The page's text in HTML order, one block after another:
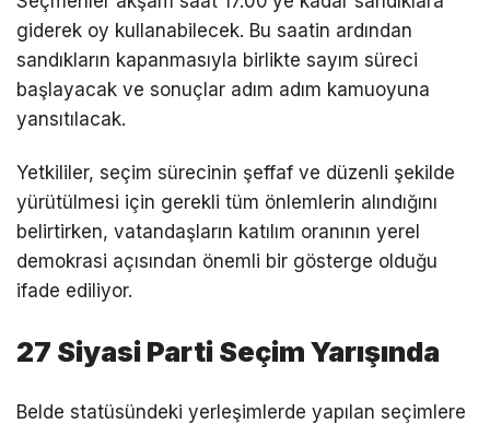
giderek oy kullanabilecek. Bu saatin ardından
sandıkların kapanmasıyla birlikte sayım süreci
başlayacak ve sonuçlar adım adım kamuoyuna
yansıtılacak.
Yetkililer, seçim sürecinin şeffaf ve düzenli şekilde
yürütülmesi için gerekli tüm önlemlerin alındığını
belirtirken, vatandaşların katılım oranının yerel
demokrasi açısından önemli bir gösterge olduğu
ifade ediliyor.
27 Siyasi Parti Seçim Yarışında
Belde statüsündeki yerleşimlerde yapılan seçimlere